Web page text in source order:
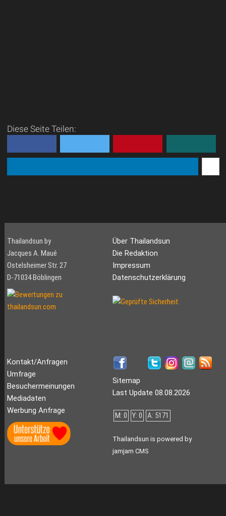
Diese Seite Teilen:
Thailandsun by
Jacques A. Maué
Ostelsheimer Str. 27
D-71034 Böblingen
Über Thailandsun
Die Redaktion
Impressum
Datenschutzerklärung
Kontakt/Anfragen
Umfrage
Besuchermeinungen
Mediadaten
Werbung Anfrage
Sitemap
Last Update 08.08.2026
M: 0 Y: 0 A: 5171
Thailandsun is powered by
jamjam CMS